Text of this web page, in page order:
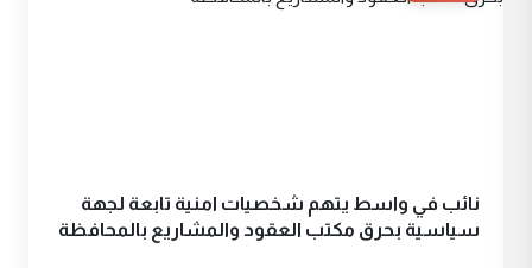
نائب في واسط يتهم شخصيات امنية تابعة لجهة
سياسية بحرق مكتب العقود والمشاريع بالمحافظة